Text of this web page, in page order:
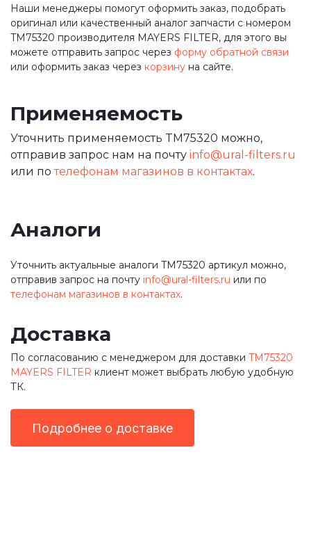
Наши менеджеры помогут оформить заказ, подобрать
оригинал или качественный аналог запчасти с номером
TM75320 производителя MAYERS FILTER, для этого вы
можете отправить запрос через форму обратной связи
или оформить заказ через корзину на сайте.
Применяемость
Уточнить применяемость TM75320 можно,
отправив запрос нам на почту info@ural-filters.ru
или потелефонам магазинов в контактах.
Аналоги
Уточнить актуальные аналоги TM75320 артикул можно,
отправив запрос на почту info@ural-filters.ru или по
телефонам магазинов в контактах.
Доставка
По согласованию с менеджером для доставки TM75320
MAYERS FILTER клиент может выбрать любую удобную
ТК.
Подробнее о доставке